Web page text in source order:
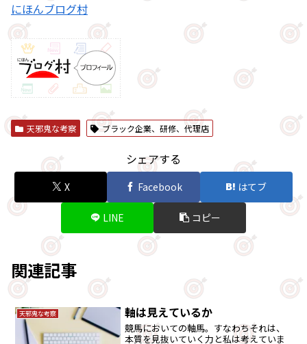
にほんブログ村
天邪鬼な考察 ブラック企業、研修、代理店
シェアする
X Facebook はてブ
LINE コピー
関連記事
天邪鬼な考察 軸は見えているか
競馬においての軸馬。すなわちそれは、
本質を見抜いていく力と私は考えていま